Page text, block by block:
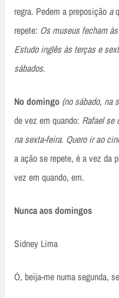
regra. Pedem a preposição a
repete: Os museus fecham
Estudo inglês às terças e
sábados.
No domingo (no sábado, na
de vez em quando: Rafael se
na sexta-feira. Quero ir ao
a ação se repete, é a vez da
vez em quando, em.
Nunca aos domingos
Sidney Lima
Ó, beija-me numa segunda,